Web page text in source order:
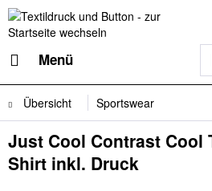
Menü
Übersicht Sportswear
Just Cool Contrast Cool
Shirt inkl. Druck